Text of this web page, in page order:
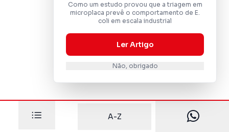
Como um estudo provou que a triagem em
microplaca prevê o comportamento de E.
coli em escala industrial
Ler Artigo
Não, obrigado
A-Z